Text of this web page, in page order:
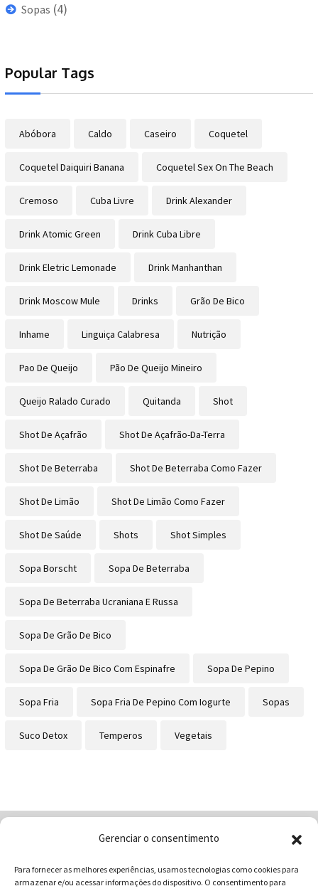
Gerenciar o consentimento
Para fornecer as melhores experiências, usamos tecnologias como cookies para
armazenar e/ou acessar informações do dispositivo. O consentimento para
Sopas (4)
Popular Tags
Abóbora Caldo Caseiro Coquetel
Coquetel Daiquiri Banana Coquetel Sex On The Beach
Cremoso Cuba Livre Drink Alexander
Drink Atomic Green Drink Cuba Libre
Drink Eletric Lemonade Drink Manhanthan
Drink Moscow Mule Drinks Grão De Bico
Inhame Linguiça Calabresa Nutrição
Pao De Queijo Pão De Queijo Mineiro
Queijo Ralado Curado Quitanda Shot
Shot De Açafrão Shot De Açafrão-Da-Terra
Shot De Beterraba Shot De Beterraba Como Fazer
Shot De Limão Shot De Limão Como Fazer
Shot De Saúde Shots Shot Simples
Sopa Borscht Sopa De Beterraba
Sopa De Beterraba Ucraniana E Russa
Sopa De Grão De Bico
Sopa De Grão De Bico Com Espinafre Sopa De Pepino
Sopa Fria Sopa Fria De Pepino Com Iogurte Sopas
Suco Detox Temperos Vegetais
Contatos
Receitas
Blog